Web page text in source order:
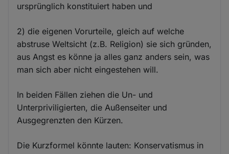
ursprünglich konstituiert haben und
2) die eigenen Vorurteile, gleich auf welche
abstruse Weltsicht (z.B. Religion) sie sich gründen,
aus Angst es könne ja alles ganz anders sein, was
man sich aber nicht eingestehen will.
In beiden Fällen ziehen die Un- und
Unterpriviligierten, die Außenseiter und
Ausgegrenzten den Kürzen.
Die Kurzformel könnte lauten: Konservatismus in